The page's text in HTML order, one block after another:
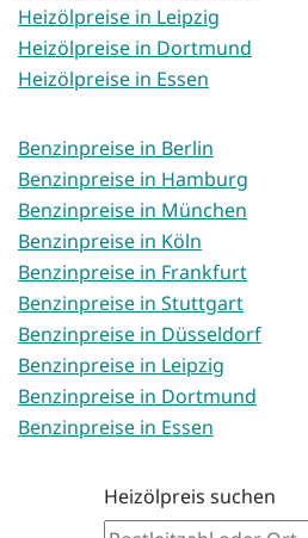
Heizölpreise in Leipzig
Heizölpreise in Dortmund
Heizölpreise in Essen
Benzinpreise in Berlin
Benzinpreise in Hamburg
Benzinpreise in München
Benzinpreise in Köln
Benzinpreise in Frankfurt
Benzinpreise in Stuttgart
Benzinpreise in Düsseldorf
Benzinpreise in Leipzig
Benzinpreise in Dortmund
Benzinpreise in Essen
Heizölpreis suchen